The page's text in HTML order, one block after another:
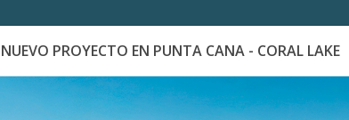
Explora Propiedades Catálogo de Proyectos
NUEVO PROYECTO EN PUNTA CANA - CORAL LAKE